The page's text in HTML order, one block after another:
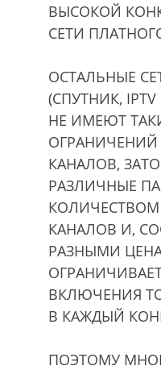
ВЫСОКОЙ
СЕТИ
ОСТАЛЬНЫЕ
(СПУТНИК,
НЕ ИМЕЮТ
КАНАЛОВ,
РАЗЛИЧНЫЕ
КАНАЛОВ И,
РАЗНЫМИ
ВКЛЮЧЕНИЯ
В КАЖДЫЙ
ПОЭТОМУ